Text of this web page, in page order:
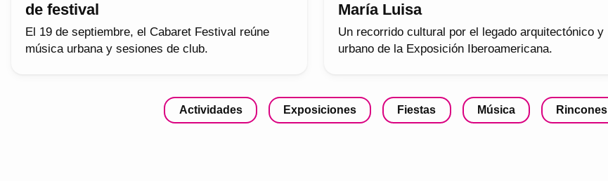
de festival
El 19 de septiembre, el Cabaret Festival reúne
música urbana y sesiones de club.
María Luisa
Un recorrido cultural por el legado arquitectónico y
urbano de la Exposición Iberoamericana.
Actividades Exposiciones Fiestas Música Rincones